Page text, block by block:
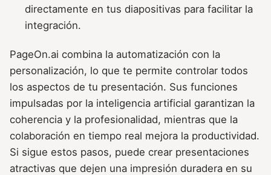
directamente en tus diapositivas para facilitar la
integración.
PageOn.ai combina la automatización con la
personalización, lo que te permite controlar todos
los aspectos de tu presentación. Sus funciones
impulsadas por la inteligencia artificial garantizan la
coherencia y la profesionalidad, mientras que la
colaboración en tiempo real mejora la productividad.
Si sigue estos pasos, puede crear presentaciones
atractivas que dejen una impresión duradera en su